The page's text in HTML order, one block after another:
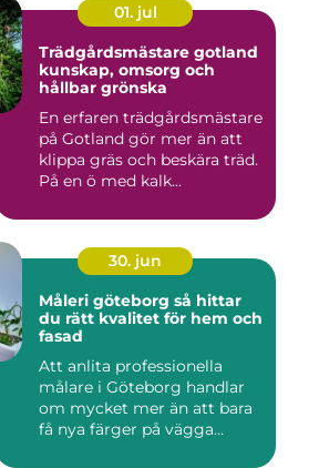
01. jul
Trädgårdsmästare gotland
kunskap, omsorg och
hållbar grönska
En erfaren trädgårdsmästare
på Gotland gör mer än att
klippa gräs och beskära träd.
På en ö med kalk...
30. jun
Måleri göteborg så hittar
du rätt kvalitet för hem och
fasad
Att anlita professionella
målare i Göteborg handlar
om mycket mer än att bara
få nya färger på vägga...